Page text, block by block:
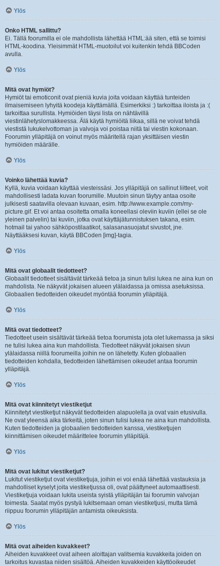
Ylös
Onko HTML sallittu?
Ei. Tällä foorumilla ei ole mahdollista lähettää HTML:ää siten, että se toimisi
HTML-koodina. Yleisimmät HTML-muotoilut voi kuitenkin tehdä BBCoden
avulla.
Ylös
Mitä ovat hymiöt?
Hymiöt tai emoticonit ovat pieniä kuvia joita voidaan käyttää tunteiden
ilmaisemiseen lyhyitä koodeja käyttämällä. Esimerkiksi :) tarkoittaa iloista ja :(
tarkoittaa surullista. Hymiöiden täysi lista on nähtävillä
viestinlähetyslomakkeessa. Älä käytä hymiöitä liikaa, sillä ne voivat tehdä
viestistä lukukelvottoman ja valvoja voi poistaa niitä tai viestin kokonaan.
Foorumin ylläpitäjä on voinut myös määritellä rajan yksittäisen viestin
hymiöiden määrälle.
Ylös
Voinko lähettää kuvia?
Kyllä, kuvia voidaan käyttää viesteissäsi. Jos ylläpitäjä on sallinut liitteet, voit
mahdollisesti ladata kuvan foorumille. Muutoin sinun täytyy antaa osoite
julkisesti saatavilla olevaan kuvaan, esim. http://www.example.com/my-
picture.gif. Et voi antaa osoitetta omalla koneellasi oleviin kuviin (ellei se ole
yleinen palvelin) tai kuviin, jotka ovat käyttäjätunnistuksen takana, esim.
hotmail tai yahoo sähköpostilaatikot, salasanasuojatut sivustot, jne.
Näyttääksesi kuvan, käytä BBCoden [img]-tagia.
Ylös
Mitä ovat globaalit tiedotteet?
Globaalit tiedotteet sisältävät tärkeää tietoa ja sinun tulisi lukea ne aina kun on
mahdolista. Ne näkyvät jokaisen alueen ylälaidassa ja omissa asetuksissa.
Globaalien tiedotteiden oikeudet myöntää foorumin ylläpitäjä.
Ylös
Mitä ovat tiedotteet?
Tiedotteet usein sisältävät tärkeää tietoa foorumista jota olet lukemassa ja siksi
ne tulisi lukea aina kun mahdollista. Tiedotteet näkyvät jokaisen sivun
ylälaidassa niillä foorumeilla joihin ne on lähetetty. Kuten globaalien
tiedotteiden kohdalla, tiedotteiden lähettämisen oikeudet antaa foorumin
ylläpitäjä.
Ylös
Mitä ovat kiinnitetyt viestiketjut
Kiinnitetyt viestiketjut näkyvät tiedotteiden alapuolella ja ovat vain etusivulla.
Ne ovat yleensä aika tärkeitä, joten sinun tulisi lukea ne aina kun mahdollista.
Kuten tiedotteiden ja globaalien tiedotteiden kanssa, viestiketjujen
kiinnittämisen oikeudet määrittelee foorumin ylläpitäjä.
Ylös
Mitä ovat lukitut viestiketjut?
Lukitut viestiketjut ovat viestiketjuja, joihin ei voi enää lähettää vastauksia ja
mahdolliset kyselyt joita viestiketjussa oli, ovat päättyneet automaattisesti.
Viestiketjuja voidaan lukita useista syistä ylläpitäjän tai foorumin valvojan
toimesta. Saatat myös pystyä lukitsemaan oman viestiketjusi, mutta tämä
riippuu foorumin ylläpitäjän antamista oikeuksista.
Ylös
Mitä ovat aiheiden kuvakkeet?
Aiheiden kuvakkeet ovat aiheen aloittajan valitsemia kuvakkeita joiden on
tarkoitus kuvastaa niiden sisältöä. Aiheiden kuvakkeiden käyttöoikeudet